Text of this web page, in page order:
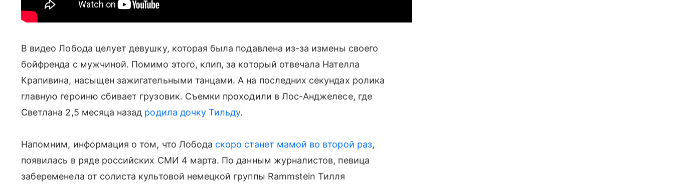
В видео Лобода целует девушку, которая была подавлена из-за измены своего
бойфренда с мужчиной. Помимо этого, клип, за который отвечала Нателла
Крапивина, насыщен зажигательными танцами. А на последних секундах ролика
главную героиню сбивает грузовик. Съемки проходили в Лос-Анджелесе, где
Светлана 2,5 месяца назад родила дочку Тильду.
Напомним, информация о том, что Лобода скоро станет мамой во второй раз,
появилась в ряде российских СМИ 4 марта. По данным журналистов, певица
забеременела от солиста культовой немецкой группы Rammstein Тилля